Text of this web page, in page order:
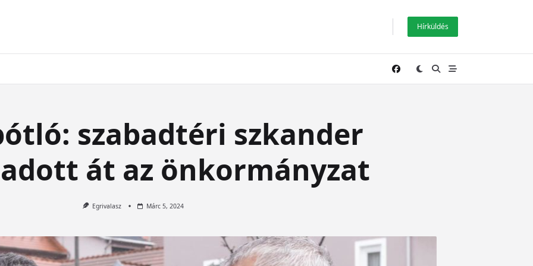
Hírküldés
szabadtéri szkander
át az önkormányzat
Egrivalasz Márc 5, 2024